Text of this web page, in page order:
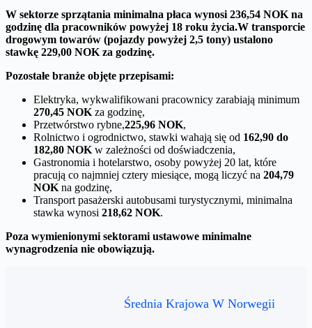
W sektorze sprzątania minimalna płaca wynosi 236,54 NOK na
godzinę dla pracowników powyżej 18 roku życia.W transporcie
drogowym towarów (pojazdy powyżej 2,5 tony) ustalono
stawkę 229,00 NOK za godzinę.
Pozostałe branże objęte przepisami:
Elektryka, wykwalifikowani pracownicy zarabiają minimum
270,45 NOK za godzinę,
Przetwórstwo rybne,225,96 NOK,
Rolnictwo i ogrodnictwo, stawki wahają się od 162,90 do
182,80 NOK w zależności od doświadczenia,
Gastronomia i hotelarstwo, osoby powyżej 20 lat, które
pracują co najmniej cztery miesiące, mogą liczyć na 204,79
NOK na godzinę,
Transport pasażerski autobusami turystycznymi, minimalna
stawka wynosi 218,62 NOK.
Poza wymienionymi sektorami ustawowe minimalne
wynagrodzenia nie obowiązują.
Średnia Krajowa W Norwegii